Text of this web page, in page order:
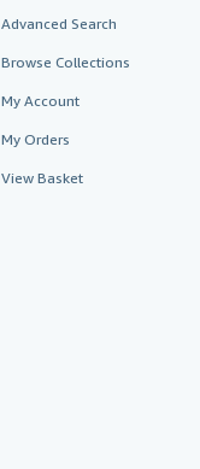
Advanced Search
Browse Collections
My Account
My Orders
View Basket